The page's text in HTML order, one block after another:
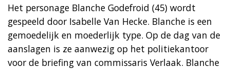
Het personage Blanche Godefroid (45) wordt
gespeeld door Isabelle Van Hecke. Blanche is een
gemoedelijk en moederlijk type. Op de dag van de
aanslagen is ze aanwezig op het politiekantoor
voor de briefing van commissaris Verlaak. Blanche